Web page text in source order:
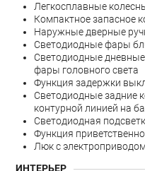
Легкосплавные
Компактное запасное
Наружные дверные
Светодиодные фары
Светодиодные
фары головного света
Функция задержки
Светодиодные задние
контурной линией на
Светодиодная
Функция
Люк с
ИНТЕРЬЕР